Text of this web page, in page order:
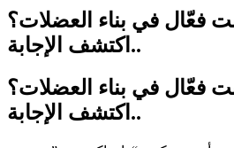
فعّال في بناء العضلات؟
اكتشف الإجابة..
فعّال في بناء العضلات؟
اكتشف الإجابة..